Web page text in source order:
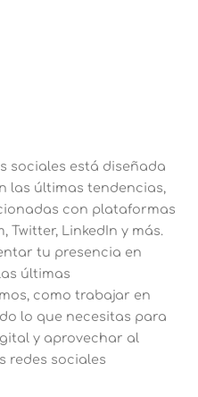
sociales está diseñada
las últimas tendencias,
con plataformas
Twitter, LinkedIn y más.
tu presencia en
últimas
como trabajar en
lo que necesitas para
y aprovechar al
redes sociales